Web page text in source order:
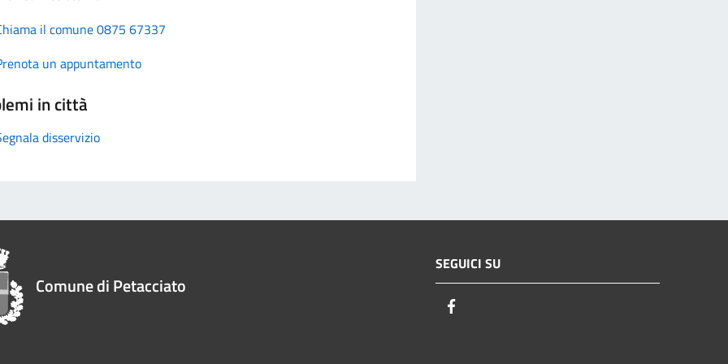
il comune 0875 67337
un appuntamento
in città
disservizio
Comune di Petacciato
SEGUICI SU